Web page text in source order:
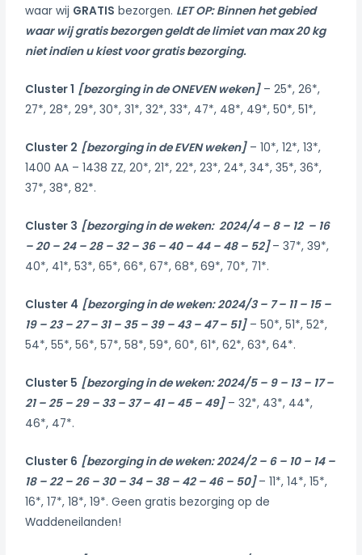
waar wij GRATIS bezorgen. LET OP: Binnen het gebied
waar wij gratis bezorgen geldt de limiet van max 20 kg
niet indien u kiest voor gratis bezorging.
Cluster 1 [bezorging in de ONEVEN weken]– 25*, 26*,
27*, 28*, 29*, 30*, 31*, 32*, 33*, 47*, 48*, 49*, 50*, 51*,
Cluster 2 [bezorging in de EVEN weken]– 10*, 12*, 13*,
1400 AA – 1438 ZZ, 20*, 21*, 22*, 23*, 24*, 34*, 35*, 36*,
37*, 38*, 82*.
Cluster 3 [bezorging in de weken: 2024/4 – 8 – 12 – 16
– 20 – 24 – 28 – 32 – 36 – 40 – 44 – 48 – 52]– 37*, 39*,
40*, 41*, 53*, 65*, 66*, 67*, 68*, 69*, 70*, 71*.
Cluster 4 [bezorging in de weken: 2024/3 – 7 – 11 – 15 –
19 – 23 – 27 – 31 – 35 – 39 – 43 – 47 – 51]– 50*, 51*, 52*,
54*, 55*, 56*, 57*, 58*, 59*, 60*, 61*, 62*, 63*, 64*.
Cluster 5 [bezorging in de weken: 2024/5 – 9 – 13 – 17 –
21 – 25 – 29 – 33 – 37 – 41 – 45 – 49]– 32*, 43*, 44*,
46*, 47*.
Cluster 6 [bezorging in de weken: 2024/2 – 6 – 10 – 14 –
18 – 22 – 26 – 30 – 34 – 38 – 42 – 46 – 50]– 11*, 14*, 15*,
16*, 17*, 18*, 19*. Geen gratis bezorging op de
Waddeneilanden!